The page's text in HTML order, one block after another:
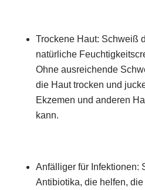
Trockene Haut: Schweiß
natürliche
Ohne ausreichende
die Haut trocken und
Ekzemen und anderen
kann.
Anfälliger für Infektionen:
Antibiotika, die helfen,